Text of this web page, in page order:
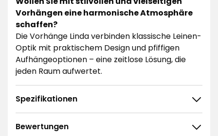
Vorhängen eine harmonische Atmosphäre
schaffen?
Die Vorhänge Linda verbinden klassische Leinen-
Optik mit praktischem Design und pfiffigen
Aufhängeoptionen – eine zeitlose Lösung, die
jeden Raum aufwertet.
Spezifikationen
Bewertungen